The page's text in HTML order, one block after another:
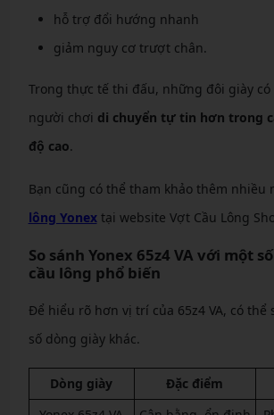
hỗ trợ đổi hướng nhanh
giảm nguy cơ trượt chân.
Trong thực tế thi đấu, những đôi giày
người chơi di chuyển tự tin hơn trong
độ cao.
Bạn cũng có thể tham khảo thêm nhiều
lông Yonextại website Vợt Cầu Lông
So sánh Yonex 65z4 VA với một
cầu lông phổ biến
Để hiểu rõ hơn vị trí của 65z4 VA, có thể
số dòng giày khác.
Dòng giày Đặc điểm